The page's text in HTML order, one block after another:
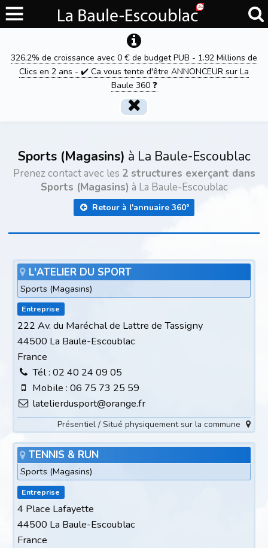
326,2% de croissance avec 0 € de budget PUB - 1.92 Millions de
Clics en 2 ans - ✔️ Ca vous tente d'être ANNONCEUR sur La
Baule 360 ❓
Sports (Magasins) à La Baule-Escoublac
Prenez contact avec les 2 structures exerçant dans
Sports (Magasins) à La Baule-Escoublac
Retour à l'annuaire 360°
L'ATELIER DU SPORT
Sports (Magasins)
Entreprise
222 Av. du Maréchal de Lattre de Tassigny
44500 La Baule-Escoublac
France
Tél : 02 40 24 09 05
Mobile : 06 75 73 25 59
latelierdusport@orange.fr
Présentiel / Situé physiquement sur la commune
TENNIS & RUN
Sports (Magasins)
Entreprise
4 Place Lafayette
44500 La Baule-Escoublac
France